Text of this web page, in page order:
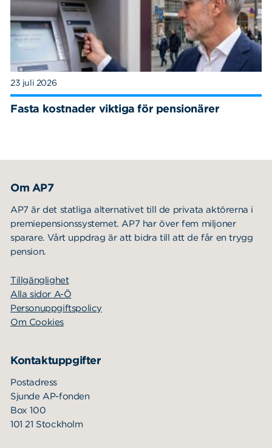
23 juli 2026
Fasta kostnader viktiga för pensionärer
Om AP7
AP7 är det statliga alternativet till de privata aktörerna i
premiepensionssystemet. AP7 har över fem miljoner
sparare. Vårt uppdrag är att bidra till att de får en trygg
pension.
Tillgänglighet
Alla sidor A-Ö
Personuppgiftspolicy
Om Cookies
Kontaktuppgifter
Postadress
Sjunde AP-fonden
Box 100
101 21 Stockholm